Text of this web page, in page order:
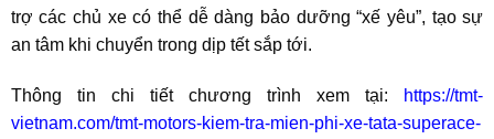
trợ các chủ xe có thể dễ dàng bảo dưỡng “xế yêu”, tạo sự
an tâm khi chuyển trong dịp tết sắp tới.
Thông tin chi tiết chương trình xem tại:
https://tmt-
vietnam.com/tmt-motors-kiem-tra-mien-phi-xe-tata-superace-